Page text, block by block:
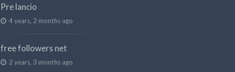
Pre lancio
4 years, 2 months ago
free followers net
2 years, 3 months ago